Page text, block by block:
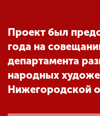
Сведения об
организации
Проект был
года на
департамента
народных
Нижегородской